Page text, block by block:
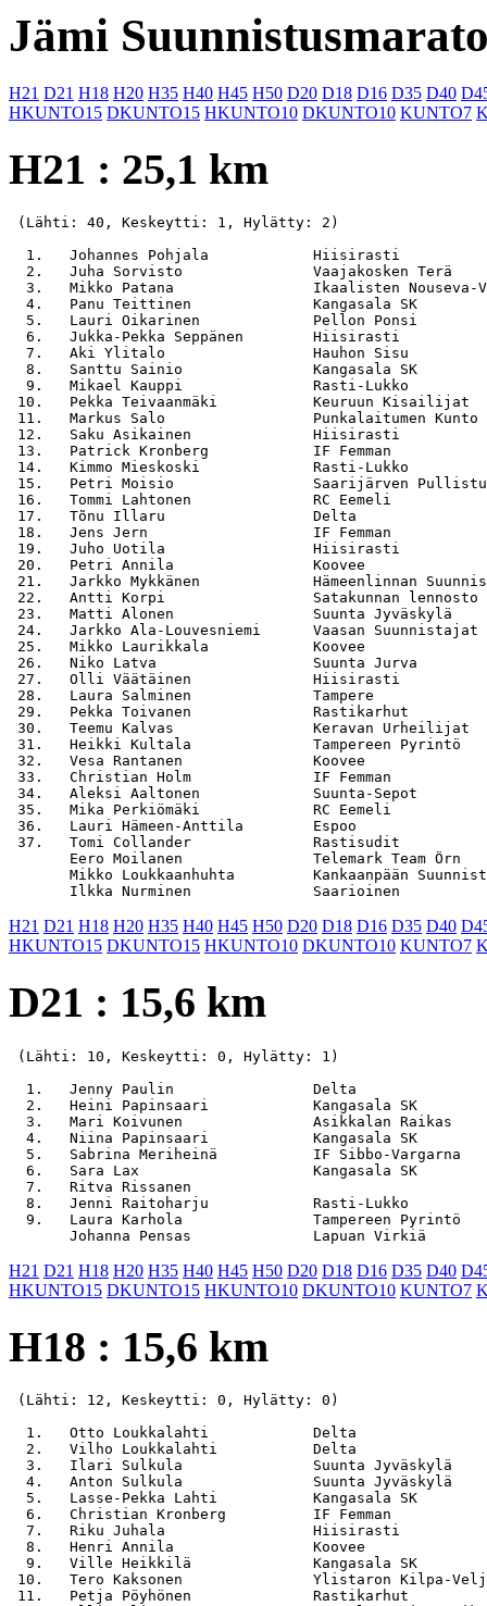
Jämi
H21 D21 H18 H20 H35 H40 H45 H50 D20 D18 D16 D35 D40
HKUNTO15 DKUNTO15 HKUNTO10 DKUNTO10 KUNTO7
H21 : 25,1 km
(Lähti: 40, Keskeytti: 1, Hylätty: 2)
1.   Johannes Pohjala            Hiisirasti
2.   Juha Sorvisto               Vaajakosken Terä
3.   Mikko Patana                Ikaalisten
4.   Panu Teittinen              Kangasala SK
5.   Lauri Oikarinen             Pellon Ponsi
6.   Jukka-Pekka Seppänen        Hiisirasti
7.   Aki Ylitalo                 Hauhon Sisu
8.   Santtu Sainio               Kangasala SK
9.   Mikael Kauppi               Rasti-Lukko
10.   Pekka Teivaanmäki           Keuruun
11.   Markus Salo                 Punkalaitumen
12.   Saku Asikainen              Hiisirasti
13.   Patrick Kronberg            IF Femman
14.   Kimmo Mieskoski             Rasti-Lukko
15.   Petri Moisio                Saarijärven
16.   Tommi Lahtonen              RC Eemeli
17.   Tõnu Illaru                 Delta
18.   Jens Jern                   IF Femman
19.   Juho Uotila                 Hiisirasti
20.   Petri Annila                Koovee
21.   Jarkko Mykkänen             Hämeenlinnan
22.   Antti Korpi                 Satakunnan
23.   Matti Alonen                Suunta
24.   Jarkko Ala-Louvesniemi      Vaasan
25.   Mikko Laurikkala            Koovee
26.   Niko Latva                  Suunta Jurva
27.   Olli Väätäinen              Hiisirasti
28.   Laura Salminen              Tampere
29.   Pekka Toivanen              Rastikarhut
30.   Teemu Kalvas                Keravan
31.   Heikki Kultala              Tampereen
32.   Vesa Rantanen               Koovee
33.   Christian Holm              IF Femman
34.   Aleksi Aaltonen             Suunta-Sepot
35.   Mika Perkiömäki             RC Eemeli
36.   Lauri Hämeen-Anttila        Espoo
37.   Tomi Collander              Rastisudit
Eero Moilanen               Telemark
Mikko Loukkaanhuhta         Kankaanpään
H21 D21 H18 H20 H35 H40 H45 H50 D20 D18 D16 D35 D40
HKUNTO15 DKUNTO15 HKUNTO10 DKUNTO10 KUNTO7
D21 : 15,6 km
(Lähti: 10, Keskeytti: 0, Hylätty: 1)
1.   Jenny Paulin                Delta
2.   Heini Papinsaari            Kangasala SK
3.   Mari Koivunen               Asikkalan Raikas
4.   Niina Papinsaari            Kangasala SK
5.   Sabrina Meriheinä           IF Sibbo-Vargarna
6.   Sara Lax                    Kangasala SK
7.   Ritva Rissanen
8.   Jenni Raitoharju            Rasti-Lukko
9.   Laura Karhola               Tampereen Pyrintö
H21 D21 H18 H20 H35 H40 H45 H50 D20 D18 D16 D35 D40
HKUNTO15 DKUNTO15 HKUNTO10 DKUNTO10 KUNTO7
H18 : 15,6 km
(Lähti: 12, Keskeytti: 0, Hylätty: 0)
1.   Otto Loukkalahti            Delta
2.   Vilho Loukkalahti           Delta
3.   Ilari Sulkula               Suunta Jyväskylä
4.   Anton Sulkula               Suunta Jyväskylä
5.   Lasse-Pekka Lahti           Kangasala SK
6.   Christian Kronberg          IF Femman
7.   Riku Juhala                 Hiisirasti
8.   Henri Annila                Koovee
9.   Ville Heikkilä              Kangasala SK
10.   Tero Kaksonen               Ylistaron
11.   Petja Pöyhönen              Rastikarhut